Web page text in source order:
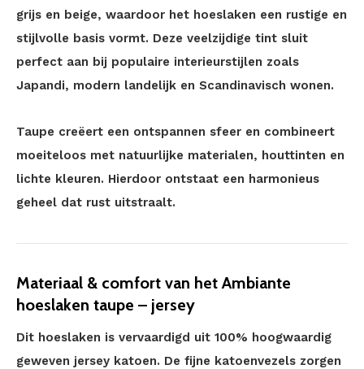
grijs en beige, waardoor het hoeslaken een rustige en
stijlvolle basis vormt. Deze veelzijdige tint sluit
perfect aan bij populaire interieurstijlen zoals
Japandi, modern landelijk en Scandinavisch wonen.
Taupe creëert een ontspannen sfeer en combineert
moeiteloos met natuurlijke materialen, houttinten en
lichte kleuren. Hierdoor ontstaat een harmonieus
geheel dat rust uitstraalt.
Materiaal & comfort van het Ambiante
hoeslaken taupe – jersey
Dit hoeslaken is vervaardigd uit 100% hoogwaardig
geweven jersey katoen. De fijne katoenvezels zorgen